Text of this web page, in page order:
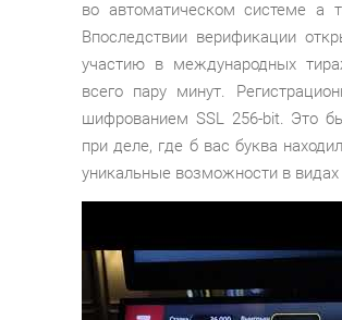
во автоматическом системе а
Впоследствии верификации
участию в международных
всего пару минут.
шифрованием SSL 256‑bit. Это
при деле, где б вас буква
уникальные возможности в видах